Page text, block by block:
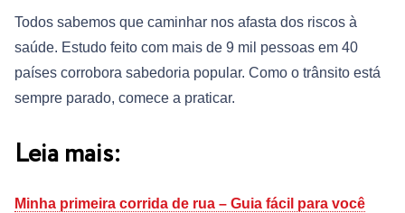
Todos sabemos que caminhar nos afasta dos riscos à
saúde. Estudo feito com mais de 9 mil pessoas em 40
países corrobora sabedoria popular. Como o trânsito está
sempre parado, comece a praticar.
Leia mais:
Minha primeira corrida de rua – Guia fácil para você